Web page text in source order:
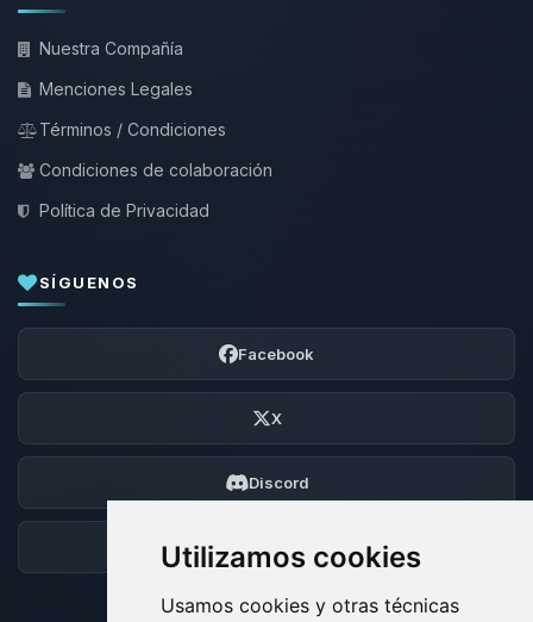
Utilizamos cookies
Usamos cookies y otras técnicas
Nuestra Compañía
Menciones Legales
Términos / Condiciones
Condiciones de colaboración
Política de Privacidad
SÍGUENOS
Facebook
X
Discord
Foro